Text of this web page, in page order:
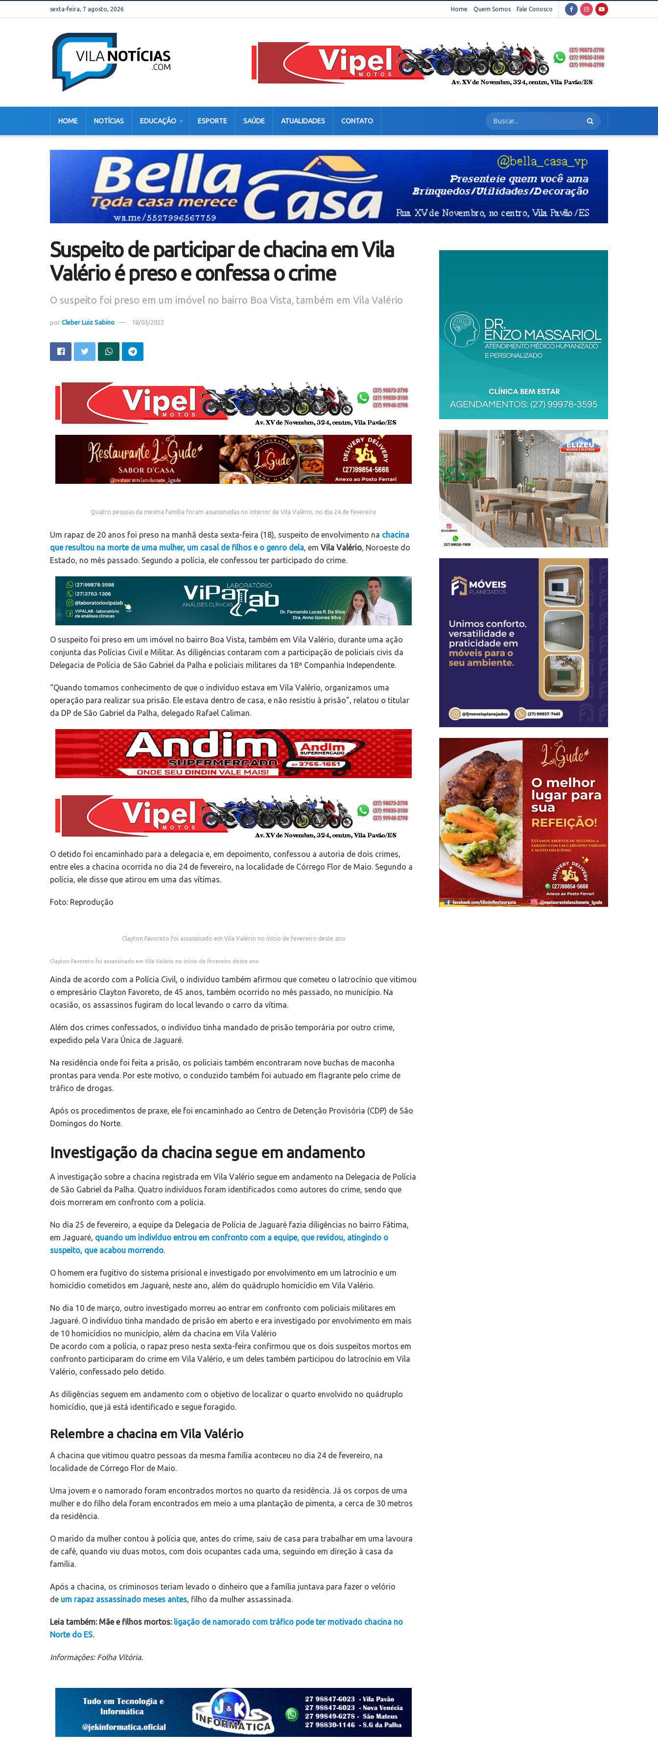
sexta-feira, 7 agosto, 2026 Home Quem Somos Fale Conosco
HOME NOTÍCIAS EDUCAÇÃO ESPORTE SAÚDE ATUALIDADES CONTATO
Suspeito de participar de chacina em Vila
Valério é preso e confessa o crime
O suspeito foi preso em um imóvel no bairro Boa Vista, também em Vila Valério
por Cleber Luiz Sabino 18/03/2022
Quatro pessoas da mesma família foram assassinadas no interior de Vila Valério, no dia 24 de fevereiro
Um rapaz de 20 anos foi preso na manhã desta sexta-feira (18), suspeito de envolvimento na chacina
que resultou na morte de uma mulher, um casal de filhos e o genro dela, em Vila Valério, Noroeste do
Estado, no mês passado. Segundo a polícia, ele confessou ter participado do crime.
O suspeito foi preso em um imóvel no bairro Boa Vista, também em Vila Valério, durante uma ação
conjunta das Polícias Civil e Militar. As diligências contaram com a participação de policiais civis da
Delegacia de Polícia de São Gabriel da Palha e policiais militares da 18ª Companhia Independente.
“Quando tomamos conhecimento de que o indivíduo estava em Vila Valério, organizamos uma
operação para realizar sua prisão. Ele estava dentro de casa, e não resistiu à prisão”, relatou o titular
da DP de São Gabriel da Palha, delegado Rafael Caliman.
O detido foi encaminhado para a delegacia e, em depoimento, confessou a autoria de dois crimes,
entre eles a chacina ocorrida no dia 24 de fevereiro, na localidade de Córrego Flor de Maio. Segundo a
polícia, ele disse que atirou em uma das vítimas.
Foto: Reprodução
Clayton Favoreto foi assassinado em Vila Valério no início de fevereiro deste ano
Clayton Favoreto foi assassinado em Vila Valério no início de fevereiro deste ano
Ainda de acordo com a Polícia Civil, o indivíduo também afirmou que cometeu o latrocínio que vitimou
o empresário Clayton Favoreto, de 45 anos, também ocorrido no mês passado, no município. Na
ocasião, os assassinos fugiram do local levando o carro da vítima.
Além dos crimes confessados, o indivíduo tinha mandado de prisão temporária por outro crime,
expedido pela Vara Única de Jaguaré.
Na residência onde foi feita a prisão, os policiais também encontraram nove buchas de maconha
prontas para venda. Por este motivo, o conduzido também foi autuado em flagrante pelo crime de
tráfico de drogas.
Após os procedimentos de praxe, ele foi encaminhado ao Centro de Detenção Provisória (CDP) de São
Domingos do Norte.
Investigação da chacina segue em andamento
A investigação sobre a chacina registrada em Vila Valério segue em andamento na Delegacia de Polícia
de São Gabriel da Palha. Quatro indivíduos foram identificados como autores do crime, sendo que
dois morreram em confronto com a polícia.
No dia 25 de fevereiro, a equipe da Delegacia de Polícia de Jaguaré fazia diligências no bairro Fátima,
em Jaguaré, quando um indivíduo entrou em confronto com a equipe, que revidou, atingindo o
suspeito, que acabou morrendo.
O homem era fugitivo do sistema prisional e investigado por envolvimento em um latrocínio e um
homicídio cometidos em Jaguaré, neste ano, além do quádruplo homicídio em Vila Valério.
No dia 10 de março, outro investigado morreu ao entrar em confronto com policiais militares em
Jaguaré. O indivíduo tinha mandado de prisão em aberto e era investigado por envolvimento em mais
de 10 homicídios no município, além da chacina em Vila Valério
De acordo com a polícia, o rapaz preso nesta sexta-feira confirmou que os dois suspeitos mortos em
confronto participaram do crime em Vila Valério, e um deles também participou do latrocínio em Vila
Valério, confessado pelo detido.
As diligências seguem em andamento com o objetivo de localizar o quarto envolvido no quádruplo
homicídio, que já está identificado e segue foragido.
Relembre a chacina em Vila Valério
A chacina que vitimou quatro pessoas da mesma família aconteceu no dia 24 de fevereiro, na
localidade de Córrego Flor de Maio.
Uma jovem e o namorado foram encontrados mortos no quarto da residência. Já os corpos de uma
mulher e do filho dela foram encontrados em meio a uma plantação de pimenta, a cerca de 30 metros
da residência.
O marido da mulher contou à polícia que, antes do crime, saiu de casa para trabalhar em uma lavoura
de café, quando viu duas motos, com dois ocupantes cada uma, seguindo em direção à casa da
família.
Após a chacina, os criminosos teriam levado o dinheiro que a família juntava para fazer o velório
de um rapaz assassinado meses antes, filho da mulher assassinada.
Leia também: Mãe e filhos mortos: ligação de namorado com tráfico pode ter motivado chacina no
Norte do ES.
Informações: Folha Vitória.